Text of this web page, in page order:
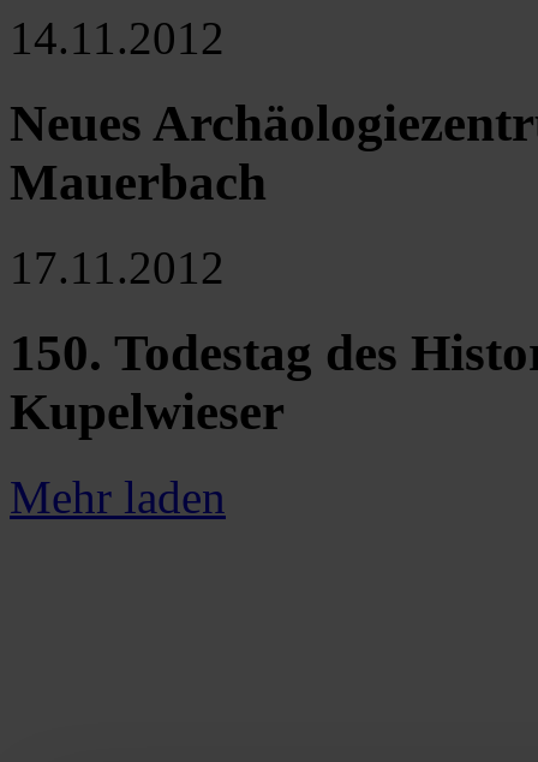
14.11.2012
Neues
Mauerbach
17.11.2012
150. Todestag des
Kupelwieser
Mehr laden